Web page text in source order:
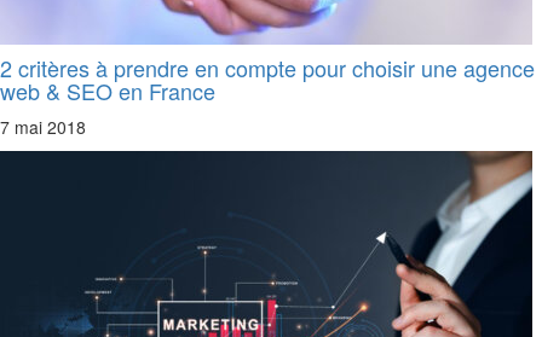
2 critères à prendre en compte pour choisir une agence
web & SEO en France
7 mai 2018